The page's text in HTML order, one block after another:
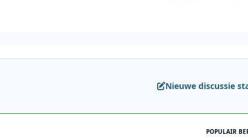
Nieuwe discussie
POPULAIR